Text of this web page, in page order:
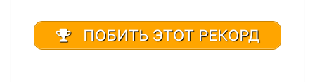
ПОБИТЬ ЭТОТ РЕКОРД